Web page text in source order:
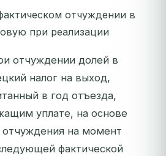
отчуждении в
при реализации
отчуждении долей в
налог на выход,
в год отъезда,
уплате, на основе
на момент
фактической